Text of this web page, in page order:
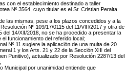
con el establecimiento destinado a taller
Nº 3564, cuyo titular es el Sr. Cristian Peralta
las mismas, pese a los plazos concedidos y a la
Nº 109/17/0115 del 11/VIII/2017 y otra de
del 14/XII/2018, no se ha procedido a presentar la
funcionamiento del referido local;
Nº 11 sugiere la aplicación de una multa de 20
1 y los Arts. 21 y 22 de la Sección XIII del
Punitivo), actualizado por Resolución 2287/13 del
Municipal por unanimidad entiende que